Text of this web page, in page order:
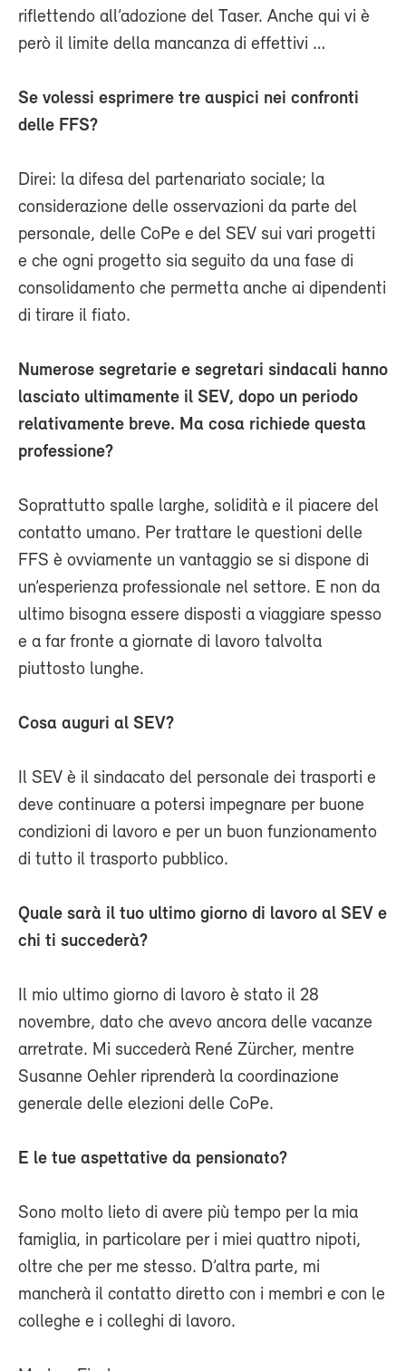
riflettendo all’adozione del Taser. Anche qui vi è
però il limite della mancanza di effettivi …
Se volessi esprimere tre auspici nei confronti
delle FFS?
Direi: la difesa del partenariato sociale; la
considerazione delle osservazioni da parte del
personale, delle CoPe e del SEV sui vari progetti
e che ogni progetto sia seguito da una fase di
consolidamento che permetta anche ai dipendenti
di tirare il fiato.
Numerose segretarie e segretari sindacali hanno
lasciato ultimamente il SEV, dopo un periodo
relativamente breve. Ma cosa richiede questa
professione?
Soprattutto spalle larghe, solidità e il piacere del
contatto umano. Per trattare le questioni delle
FFS è ovviamente un vantaggio se si dispone di
un’esperienza professionale nel settore. E non da
ultimo bisogna essere disposti a viaggiare spesso
e a far fronte a giornate di lavoro talvolta
piuttosto lunghe.
Cosa auguri al SEV?
Il SEV è il sindacato del personale dei trasporti e
deve continuare a potersi impegnare per buone
condizioni di lavoro e per un buon funzionamento
di tutto il trasporto pubblico.
Quale sarà il tuo ultimo giorno di lavoro al SEV e
chi ti succederà?
Il mio ultimo giorno di lavoro è stato il 28
novembre, dato che avevo ancora delle vacanze
arretrate. Mi succederà René Zürcher, mentre
Susanne Oehler riprenderà la coordinazione
generale delle elezioni delle CoPe.
E le tue aspettative da pensionato?
Sono molto lieto di avere più tempo per la mia
famiglia, in particolare per i miei quattro nipoti,
oltre che per me stesso. D’altra parte, mi
mancherà il contatto diretto con i membri e con le
colleghe e i colleghi di lavoro.